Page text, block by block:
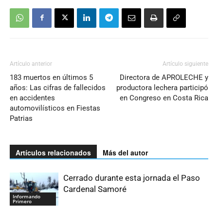
Artículo anterior
183 muertos en últimos 5
años: Las cifras de fallecidos
en accidentes
automovilísticos en Fiestas
Patrias
Artículo siguiente
Directora de APROLECHE y
productora lechera participó
en Congreso en Costa Rica
Artículos relacionados Más del autor
Informando
Primero
Cerrado durante esta jornada el Paso
Cardenal Samoré